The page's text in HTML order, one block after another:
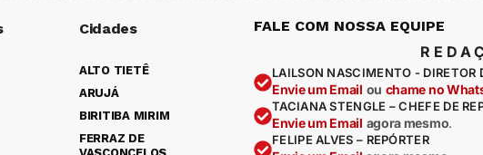
Cidades
ALTO TIETÊ
ARUJÁ
BIRITIBA MIRIM
FERRAZ DE
FALE COM NOSSA EQUIPE
LAILSON NASCIMENTO - DIRETOR
Envie um Email ou chame no
TACIANA STENGLE – CHEFE DE
Envie um Email agora mesmo.
FELIPE ALVES – REPÓRTER